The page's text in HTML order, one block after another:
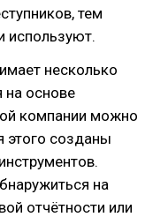
тем
используют.
несколько
на основе
компании можно
этого созданы
на
отчётности или